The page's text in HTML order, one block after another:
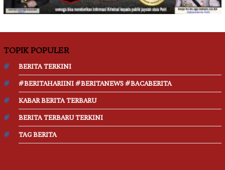
TOPIK POPULER
BERITA TERKINI
#BERITAHARIINI #BERITANEWS #BACABERITA
KABAR BERITA TERBARU
BERITA TERBARU TERKINI
TAG BERITA